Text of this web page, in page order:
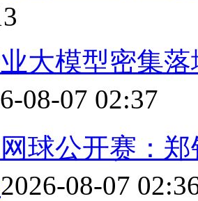
大模型密集
08-07 02:37
球公开赛：
2026-08-07